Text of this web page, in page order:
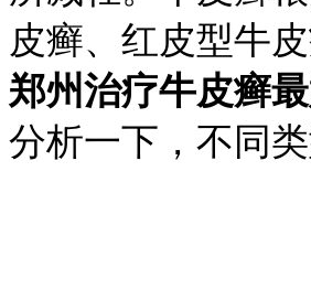
皮癣、红皮型牛
郑州治疗牛皮癣
分析一下，不同